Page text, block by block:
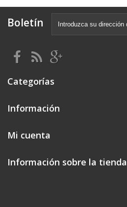
Boletín
Categorías
Información
Mi cuenta
Información sobre la tienda